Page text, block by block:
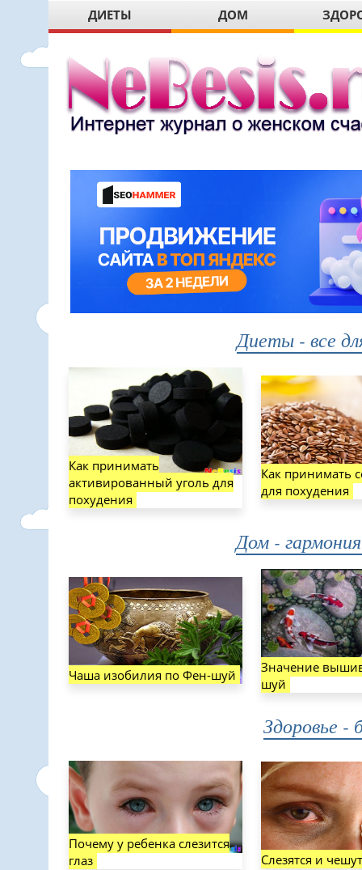
ДИЕТЫ ДОМ
Диеты - все
Как принимать
активированный уголь для
похудения
Как принимать
для похудения
Дом -
Чаша изобилия по Фен-шуй
Значение
шуй
Здоровье -
Почему у ребенка слезится
глаз
Слезятся и